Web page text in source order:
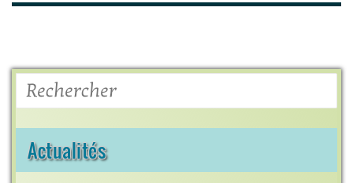
Rechercher
Actualités